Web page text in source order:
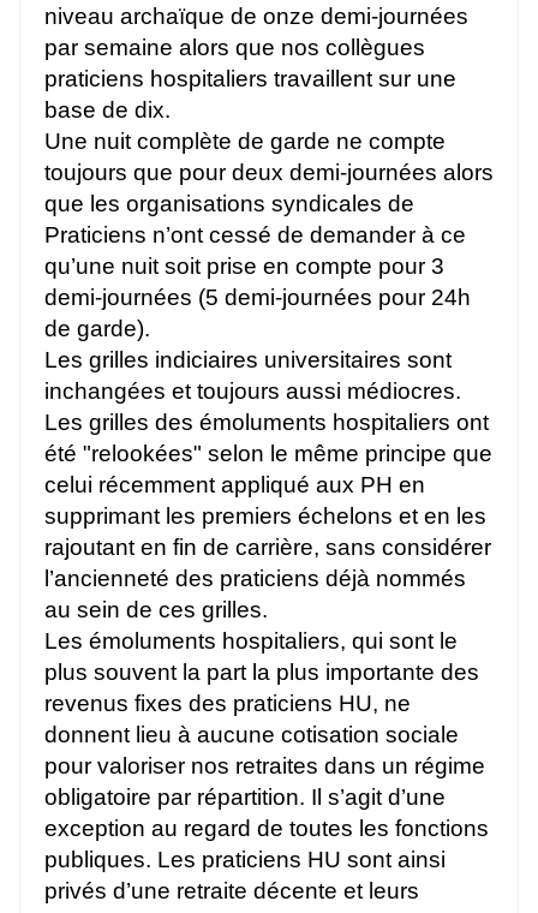
niveau archaïque de onze demi-journées
par semaine alors que nos collègues
praticiens hospitaliers travaillent sur une
base de dix.
Une nuit complète de garde ne compte
toujours que pour deux demi-journées alors
que les organisations syndicales de
Praticiens n’ont cessé de demander à ce
qu’une nuit soit prise en compte pour 3
demi-journées (5 demi-journées pour 24h
de garde).
Les grilles indiciaires universitaires sont
inchangées et toujours aussi médiocres.
Les grilles des émoluments hospitaliers ont
été "relookées" selon le même principe que
celui récemment appliqué aux PH en
supprimant les premiers échelons et en les
rajoutant en fin de carrière, sans considérer
l’ancienneté des praticiens déjà nommés
au sein de ces grilles.
Les émoluments hospitaliers, qui sont le
plus souvent la part la plus importante des
revenus fixes des praticiens HU, ne
donnent lieu à aucune cotisation sociale
pour valoriser nos retraites dans un régime
obligatoire par répartition. Il s’agit d’une
exception au regard de toutes les fonctions
publiques. Les praticiens HU sont ainsi
privés d’une retraite décente et leurs